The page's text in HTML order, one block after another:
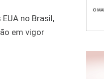
no Brasil,
em vigor